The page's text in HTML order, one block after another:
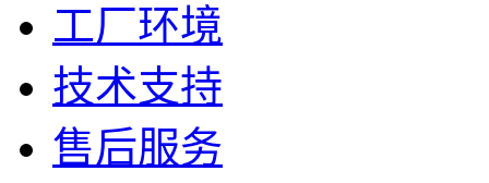
工厂环境
技术支持
售后服务